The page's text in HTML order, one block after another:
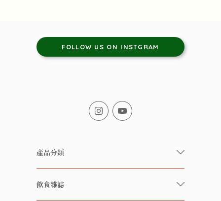
FOLLOW US ON INSTGRAM
產品分類
有機/無農藥新鮮蔬果
飲食雜誌